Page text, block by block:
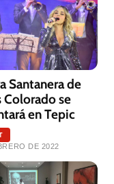
Santanera de
Colorado se
en Tepic
DE 2022